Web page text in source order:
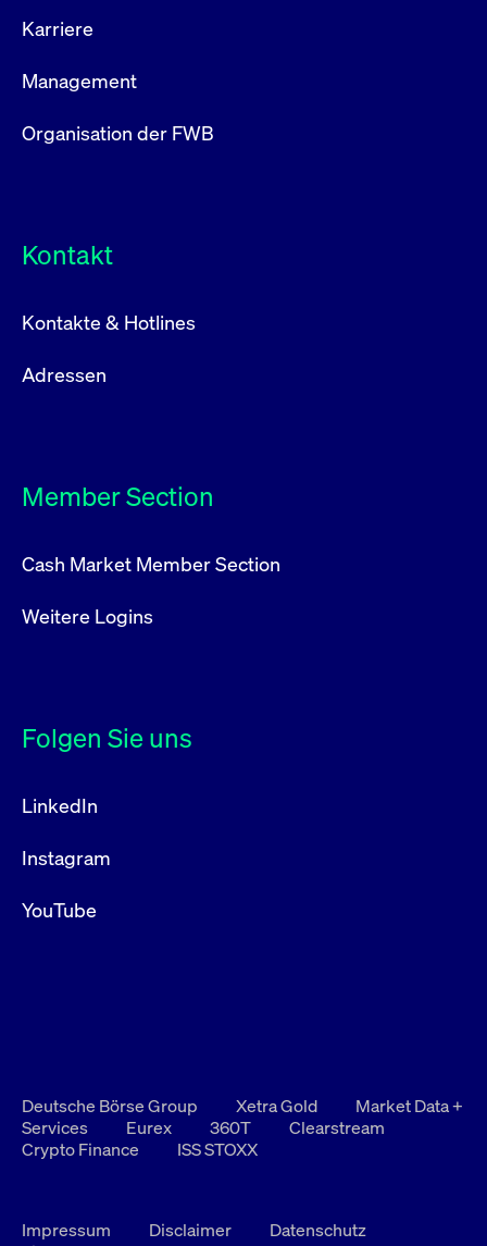
Karriere
Management
Organisation der FWB
Kontakt
Kontakte & Hotlines
Adressen
Member Section
Cash Market Member Section
Weitere Logins
Folgen Sie uns
LinkedIn
Instagram
YouTube
Deutsche Börse Group Xetra Gold
Market Data +
Services
Eurex 360T
Clearstream
Crypto Finance
ISS STOXX
Impressum Disclaimer
Datenschutz